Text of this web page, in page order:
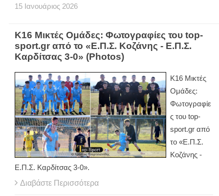
15 Ιανουάριος 2026
Κ16 Μικτές Ομάδες: Φωτογραφίες του top-
sport.gr από το «Ε.Π.Σ. Κοζάνης - Ε.Π.Σ.
Καρδίτσας 3-0» (Photos)
Κ16 Μικτές
Ομάδες:
Φωτογραφίε
ς του top-
sport.gr από
το «Ε.Π.Σ.
Κοζάνης -
Ε.Π.Σ. Καρδίτσας 3-0».
Διαβάστε Περισσότερα